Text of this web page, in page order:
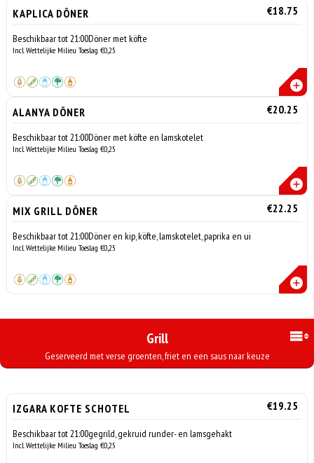
KAPLICA DÖNER €18.75
Beschikbaar tot 21:00Döner met köfte
Incl. Wettelijke Milieu Toeslag €0,25
ALANYA DÖNER €20.25
Beschikbaar tot 21:00Döner met köfte en lamskotelet
Incl. Wettelijke Milieu Toeslag €0,25
MIX GRILL DÖNER €22.25
Beschikbaar tot 21:00Döner en kip, köfte, lamskotelet, paprika en ui
Incl. Wettelijke Milieu Toeslag €0,25
Grill
Geserveerd met verse groenten, friet en een saus naar keuze
IZGARA KOFTE SCHOTEL €19.25
Beschikbaar tot 21:00gegrild, gekruid runder- en lamsgehakt
Incl. Wettelijke Milieu Toeslag €0,25